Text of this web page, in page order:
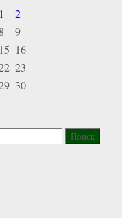
1
2
8
9
15 16
23
30